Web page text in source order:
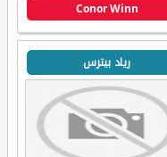
Conor Winn
رياد بيترس